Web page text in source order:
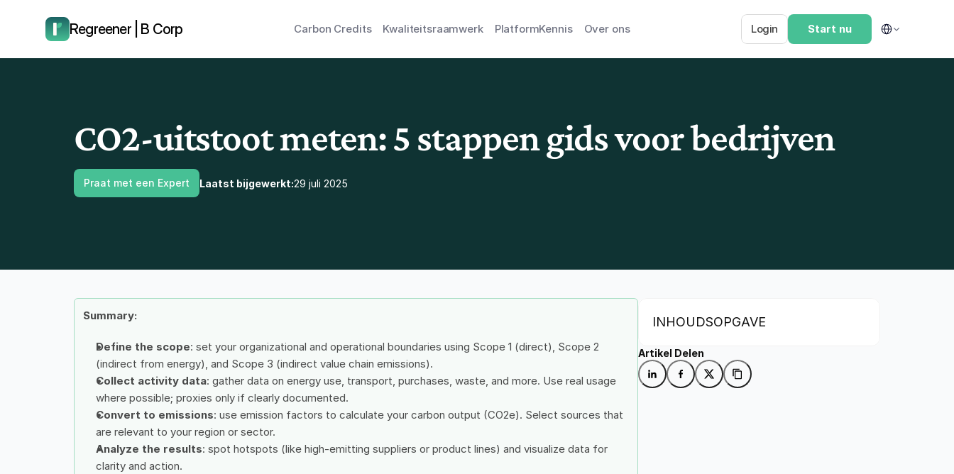
Regreener | B Corp Carbon Credits Kwaliteitsraamwerk PlatformKennis Over ons Login Start nu
Select Language
CO2-uitstoot meten: 5 stappen gids voor bedrijven
Praat met een Expert Laatst bijgewerkt:29 juli 2025
Summary:
Define the scope: set your organizational and operational boundaries using Scope 1 (direct), Scope 2
(indirect from energy), and Scope 3 (indirect value chain emissions).
Collect activity data: gather data on energy use, transport, purchases, waste, and more. Use real usage
where possible; proxies only if clearly documented.
Convert to emissions: use emission factors to calculate your carbon output (CO2e). Select sources that
are relevant to your region or sector.
Analyze the results: spot hotspots (like high-emitting suppliers or product lines) and visualize data for
clarity and action.
INHOUDSOPGAVE
Artikel Delen